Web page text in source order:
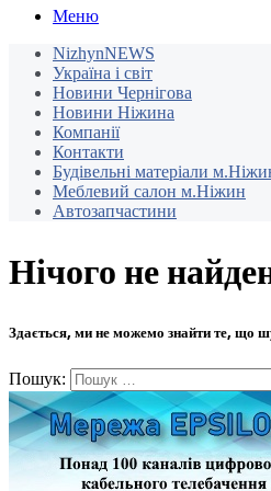
Меню
NizhynNEWS
Україна і світ
Новини Чернігова
Новини Ніжина
Компанії
Контакти
Будівельні матеріали
Меблевий салон м.Ніжин
Автозапчастини
Нічого не
Здається, ми не можемо знайти те,
Пошук: